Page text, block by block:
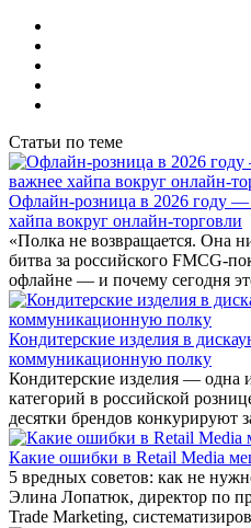
Статьи по теме
Офлайн-розница в 2026 году —
хайпа вокруг онлайн-торговли
«Полка не возвращается. Она
битва за российского FMCG-
офлайне — и почему сегодня
Кондитерские изделия в
коммуникационную полку
Кондитерские изделия —
категорий в российской
десятки брендов
Какие ошибки в Retail Media
5 вредных советов: как не
Элина Лопатюк, директор по
Trade Marketing,